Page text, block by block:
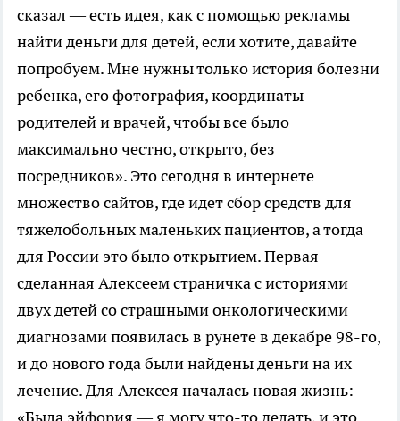
сказал — есть идея, как с помощью рекламы
найти деньги для детей, если хотите, давайте
попробуем. Мне нужны только история болезни
ребенка, его фотография, координаты
родителей и врачей, чтобы все было
максимально честно, открыто, без
посредников». Это сегодня в интернете
множество сайтов, где идет сбор средств для
тяжелобольных маленьких пациентов, а тогда
для России это было открытием. Первая
сделанная Алексеем страничка с историями
двух детей со страшными онкологическими
диагнозами появилась в рунете в декабре 98-го,
и до нового года были найдены деньги на их
лечение. Для Алексея началась новая жизнь: